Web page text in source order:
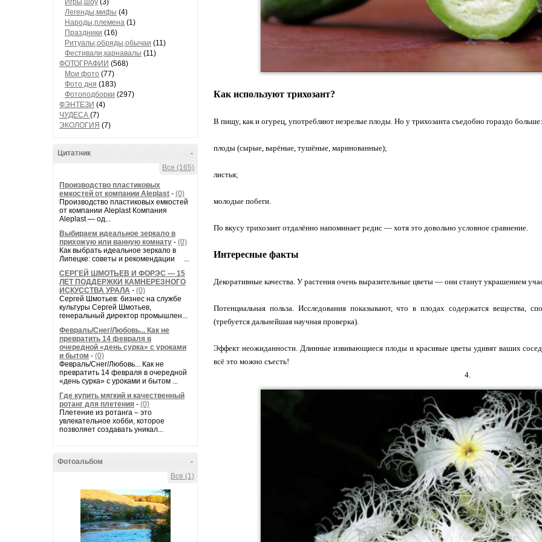
Игры,шоу (3)
Легенды,мифы (4)
Народы,племена (1)
Праздники (16)
Ритуалы,обряды,обычаи (11)
Фестивали,карнавалы (11)
ФОТОГРАФИИ (568)
Мои фото (77)
Фото дня (183)
Фотоподборки (297)
ФЭНТЕЗИ (4)
ЧУДЕСА (7)
ЭКОЛОГИЯ (7)
-
Цитатник
Все (165)
Производство пластиковых
емкостей от компании Aleplast - (0)
Производство пластиковых емкостей
от компании Aleplast Компания
Aleplast — од...
Выбираем идеальное зеркало в
прихожую или ванную комнату - (0)
Как выбрать идеальное зеркало в
Липецке: советы и рекомендации ...
СЕРГЕЙ ШМОТЬЕВ И ФОРЭС — 15
ЛЕТ ПОДДЕРЖКИ КАМНЕРЕЗНОГО
ИСКУССТВА УРАЛА - (0)
Сергей Шмотьев: бизнес на службе
культуры Сергей Шмотьев,
генеральный директор промышлен...
Февраль/Снег/Любовь... Как не
превратить 14 февраля в
очередной «день сурка» с уроками
и бытом - (0)
Февраль/Снег/Любовь... Как не
превратить 14 февраля в очередной
«день сурка» с уроками и бытом ...
Где купить мягкий и качественный
ротанг для плетения - (0)
Плетение из ротанга – это
увлекательное хобби, которое
позволяет создавать уникал...
-
Фотоальбом
Все (1)
Как используют трихозант?
В пищу, как и огурец, употребляют незрелые плоды. Но у трихозанта съедобно гораздо больше:
плоды (сырые, варёные, тушёные, маринованные);
листья;
молодые побеги.
По вкусу трихозант отдалённо напоминает редис — хотя это довольно условное сравнение.
Интересные факты
Декоративные качества. У растения очень выразительные цветы — они станут украшением
Потенциальная польза. Исследования показывают, что в плодах содержатся вещества,
(требуется дальнейшая научная проверка).
Эффект неожиданности. Длинные извивающиеся плоды и красивые цветы удивят ваших
всё это можно съесть!
4.